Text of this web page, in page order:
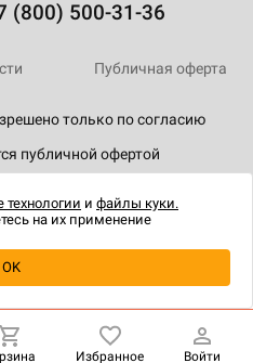
о наличии
(800) 500-31-36
только по согласию
публичной офертой
Публичная оферта
Избранное Войти
и файлы куки.
на их применение
OK